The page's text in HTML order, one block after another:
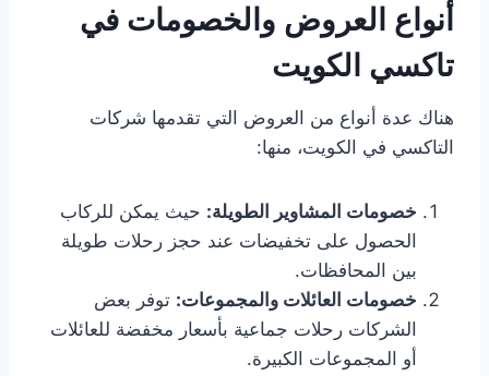
أنواع العروض والخصومات في
تاكسي الكويت
هناك عدة أنواع من العروض التي تقدمها شركات
التاكسي في الكويت، منها:
خصومات المشاوير الطويلة: حيث يمكن للركاب
الحصول على تخفيضات عند حجز رحلات طويلة
بين المحافظات.
خصومات العائلات والمجموعات: توفر بعض
الشركات رحلات جماعية بأسعار مخفضة للعائلات
أو المجموعات الكبيرة.